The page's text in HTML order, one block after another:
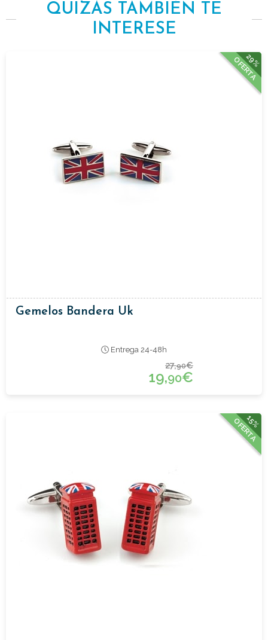
QUIZÁS TAMBIÉN TE
INTERESE
29%
OFERTA
Gemelos Bandera Uk
Entrega 24-48h
27,90€
19,90€
15%
OFERTA